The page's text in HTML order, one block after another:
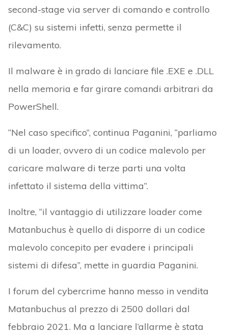
second-stage via server di comando e controllo
(C&C) su sistemi infetti, senza permette il
rilevamento.
Il malware è in grado di lanciare file .EXE e .DLL
nella memoria e far girare comandi arbitrari da
PowerShell.
“Nel caso specifico”, continua Paganini, “parliamo
di un loader, ovvero di un codice malevolo per
caricare malware di terze parti una volta
infettato il sistema della vittima”.
Inoltre, “il vantaggio di utilizzare loader come
Matanbuchus è quello di disporre di un codice
malevolo concepito per evadere i principali
sistemi di difesa”, mette in guardia Paganini.
I forum del cybercrime hanno messo in vendita
Matanbuchus al prezzo di 2500 dollari dal
febbraio 2021. Ma a lanciare l’allarme è stata